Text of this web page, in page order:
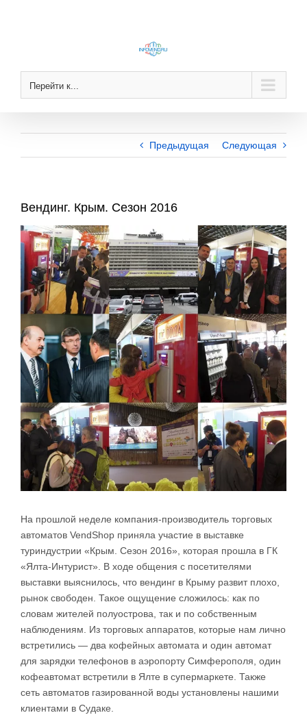
Перейти к...
Предыдущая Следующая
Вендинг. Крым. Сезон 2016
View
Larger
Image
На прошлой неделе компания-производитель торговых
автоматов VendShop приняла участие в выставке
туриндустрии «Крым. Сезон 2016», которая прошла в ГК
«Ялта-Интурист». В ходе общения с посетителями
выставки выяснилось, что вендинг в Крыму развит плохо,
рынок свободен. Такое ощущение сложилось: как по
словам жителей полуострова, так и по собственным
наблюдениям. Из торговых аппаратов, которые нам лично
встретились — два кофейных автомата и один автомат
для зарядки телефонов в аэропорту Симферополя, один
кофеавтомат встретили в Ялте в супермаркете. Также
сеть автоматов газированной воды установлены нашими
клиентами в Судаке.